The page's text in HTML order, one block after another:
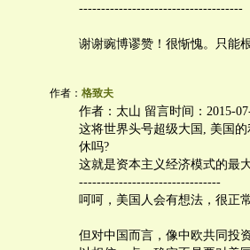
-------------------------------------
谢谢豌博谬赞！很惭愧。只能
作者： 格致夫
作者：太山 留言时间：2015-
这将世界头号超级大国, 美国
休吗?
这就是资本主义经济模式的最
--------------------------------
呵呵，美国人会有想法，很正常
但对中国而言，像中欧共同投